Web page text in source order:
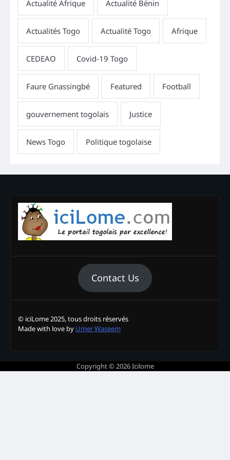
Contact Us
© iciLome 2025, tous droits réservés
Made with love by Umer Waseem
Copyright © 2026Icilome